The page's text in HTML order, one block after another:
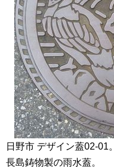
日野市 デザイン蓋02-01。
長島鋳物製の雨水蓋。